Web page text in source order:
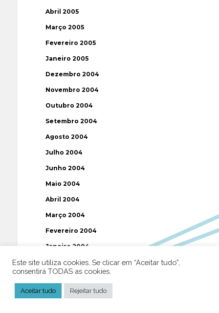
Abril 2005
Março 2005
Fevereiro 2005
Janeiro 2005
Dezembro 2004
Novembro 2004
Outubro 2004
Setembro 2004
Agosto 2004
Julho 2004
Junho 2004
Maio 2004
Abril 2004
Março 2004
Fevereiro 2004
Janeiro 2004
Dezembro 2003
Julho 2003
Este site utiliza cookies. Se clicar em “Aceitar tudo”,
consentirá TODAS as cookies.
Aceitar tudo Rejeitar tudo